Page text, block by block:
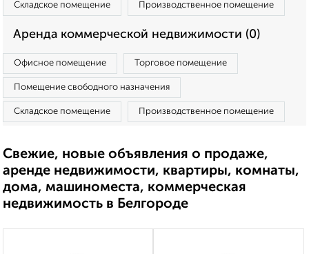
Складское помещение Производственное помещение
Аренда коммерческой недвижимости (0)
Офисное помещение Торговое помещение
Помещение свободного назначения
Складское помещение Производственное помещение
Свежие, новые объявления о продаже,
аренде недвижимости, квартиры, комнаты,
дома, машиноместа, коммерческая
недвижимость в Белгороде